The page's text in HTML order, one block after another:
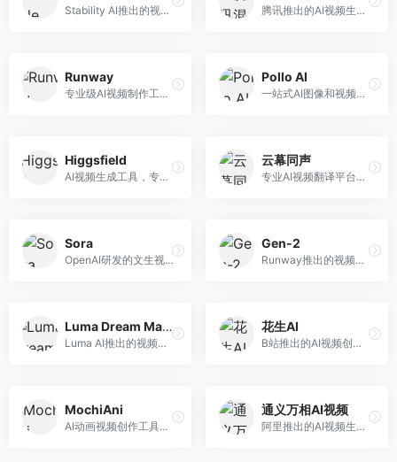
Stability AI推出的视频生成模型，开源可部署。面向开发者和专业创作者，支持视频生成、视频编辑等功能，开源生态完善，定制化程度高。 腾讯推出的AI视频生成工具，基于混元大模型。面向腾讯生态用户和内容创作者，支持文生视频、视频编辑等功能，与腾讯产品生态深度整合。
Runway
专业级AI视频制作工具，支持视频生成与编辑。面向影视制作人和创意工作者，提供文生视频、视频编辑、绿幕抠像等专业功能，视频处理能力强，适合专业创作场景。
Pollo AI
一站式AI图像和视频创作平台，整合多种生成工具。面向内容创作者，提供文生图、文生视频、视频编辑等服务，创作工具全面，一站式体验便捷。
Higgsfield
AI视频生成工具，专注于高质量视频内容创作。面向视频创作者和营销人员，支持文生视频、视频编辑等功能，视频效果逼真，适合商业应用。
云幕同声
专业AI视频翻译平台，支持视频多语言配音和字幕生成。面向跨境电商和内容出海从业者，提供视频翻译、配音、字幕生成等服务，多语言支持完善。
Sora
OpenAI研发的文生视频大模型，可根据文字描述生成长达60秒的高清视频。面向影视创作者、广告从业者和内容生产者，视频连贯性强，物理世界理解准确，代表了AI视频生成的最高水平。
Gen-2
Runway推出的视频生成模型，专注于文生视频和视频风格转换。面向影视制作人和创意工作者，支持文本到视频、图像到视频等多种生成模式，视频质量专业级。
Luma Dream Machine
Luma AI推出的视频生成工具，专注于高质量视频创作。面向影视创作者和内容生产者，支持文生视频、图生视频，视频质量高，物理运动流畅自然。
花生AI
B站推出的AI视频创作工具，专注于短视频内容生成。面向B站创作者，支持视频生成、视频编辑等功能，与B站平台深度整合，创作效率高。
MochiAni
AI动画视频创作工具，专注于动画内容生成。面向动画创作者和二次元内容生产者，支持动画风格视频生成，动画效果流畅，适合动漫内容创作。
通义万相AI视频
阿里推出的AI视频生成服务，整合图像与视频创作能力。面向电商和营销从业者，支持商品视频生成、营销视频制作等服务，商业应用场景丰富。